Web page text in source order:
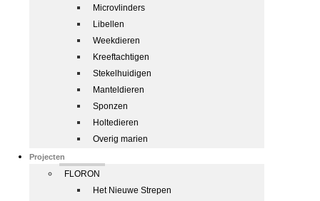
Microvlinders
Libellen
Weekdieren
Kreeftachtigen
Stekelhuidigen
Manteldieren
Sponzen
Holtedieren
Overig marien
Projecten
FLORON
Het Nieuwe Strepen